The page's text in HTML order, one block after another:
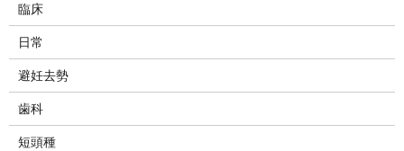
臨床
日常
避妊去勢
歯科
短頭種